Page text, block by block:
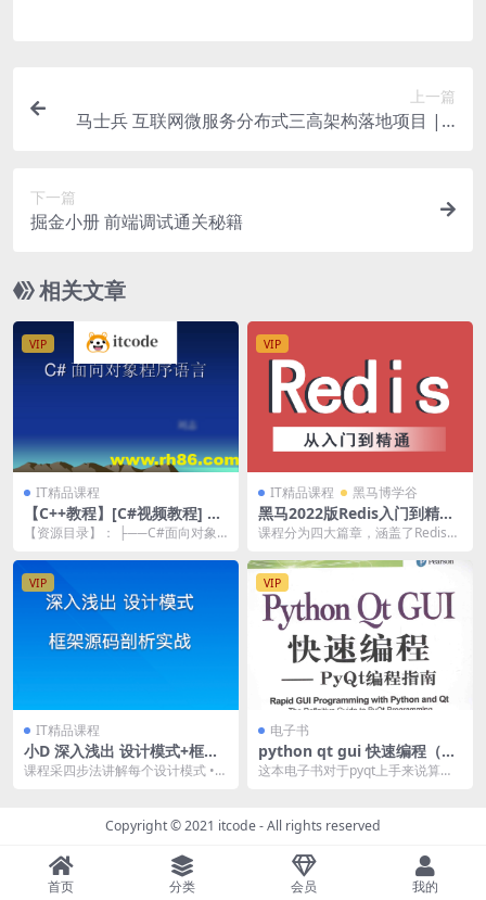
上一篇
马士兵 互联网微服务分布式三高架构落地项目 | 3
下一篇
掘金小册 前端调试通关秘籍
相关文章
VIP
IT精品课程
【C++教程】[C#视频教程] 传
智播客杨中科C#面向对象基础
【资源目录】： ├──C#面向对象
M...
VIP
IT精品课程 黑马博学谷
黑马2022版Redis入门到精通
| 完结
课程分为四大篇章，涵盖了Redis的
常见Ja...
VIP
IT精品课程
小D 深入浅出 设计模式+框架
源码剖析实战 | 完结
课程采四步法讲解每个设计模式 •
VIP
电子书
python qt gui 快速编程（py
qt的电子书，我只看这本）
这本电子书对于pyqt上手来说算是
Copyright © 2021 itcode- All rights reserved
首页 分类 会员 我的